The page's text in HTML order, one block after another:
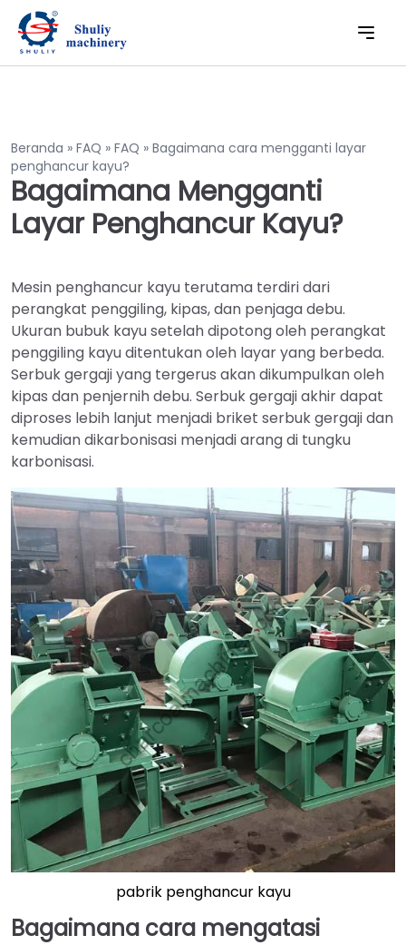
Beranda » FAQ » FAQ » Bagaimana cara mengganti layar
penghancur kayu?
Bagaimana Mengganti
Layar Penghancur Kayu?
Mesin penghancur kayu terutama terdiri dari
perangkat penggiling, kipas, dan penjaga debu.
Ukuran bubuk kayu setelah dipotong oleh perangkat
penggiling kayu ditentukan oleh layar yang berbeda.
Serbuk gergaji yang tergerus akan dikumpulkan oleh
kipas dan penjernih debu. Serbuk gergaji akhir dapat
diproses lebih lanjut menjadi briket serbuk gergaji dan
kemudian dikarbonisasi menjadi arang di tungku
karbonisasi.
pabrik penghancur kayu
Bagaimana cara mengatasi